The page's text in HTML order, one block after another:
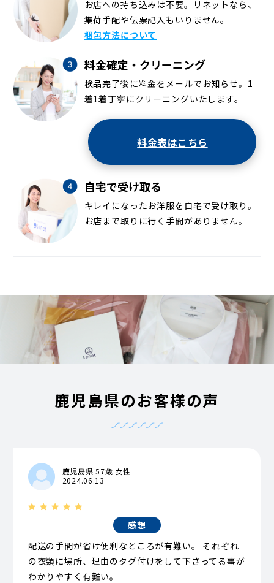
お店への持ち込みは不要。リネットなら、
集荷手配や伝票記入もいりません。
梱包方法について
料金確定・クリーニング
検品完了後に料金をメールでお知らせ。1
着1着丁寧にクリーニングいたします。
料金表はこちら
自宅で受け取る
キレイになったお洋服を自宅で受け取り。
お店まで取りに行く手間がありません。
鹿児島県のお客様の声
鹿児島県 57歳 女性
2024.06.13
感想
配送の手間が省け便利なところが有難い。 それぞれ
の衣類に場所、理由のタグ付けをして下さってる事が
わかりやすく有難い。